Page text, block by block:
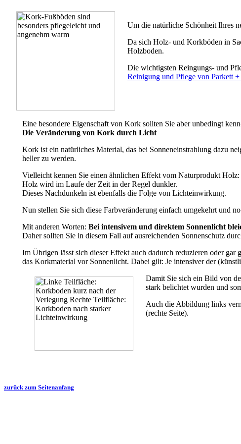
Um die natürliche Schönheit Ihres
Da sich Holz- und Korkböden in
Holzboden.
Die wichtigsten Reingungs- und
Reinigung und Pflege von Parkett
Eine besondere Eigenschaft von Kork sollten Sie aber unbedingt
Die Veränderung von Kork durch Licht
Kork ist ein natürliches Material, das bei Sonneneinstrahlung dazu
heller zu werden.
Vielleicht kennen Sie einen ähnlichen Effekt vom Naturprodukt Holz:
Holz wird im Laufe der Zeit in der Regel dunkler.
Dieses Nachdunkeln ist ebenfalls die Folge von Lichteinwirkung.
Nun stellen Sie sich diese Farbveränderung einfach umgekehrt und
Mit anderen Worten: Bei intensivem und direktem Sonnenlicht
Daher sollten Sie in diesem Fall auf ausreichenden Sonnenschutz
Im Übrigen lässt sich dieser Effekt auch dadurch reduzieren oder
das Korkmaterial vor Sonnenlicht. Dabei gilt: Je intensiver der
Damit Sie sich ein Bild von
stark belichtet wurden und
Auch die Abbildung links
(rechte Seite).
zurück zum Seitenanfang